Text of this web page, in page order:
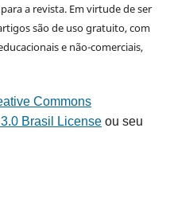
a revista. Em virtude de ser
são de uso gratuito, com
e não-comerciais,
Commons
Brasil Licenseou seu